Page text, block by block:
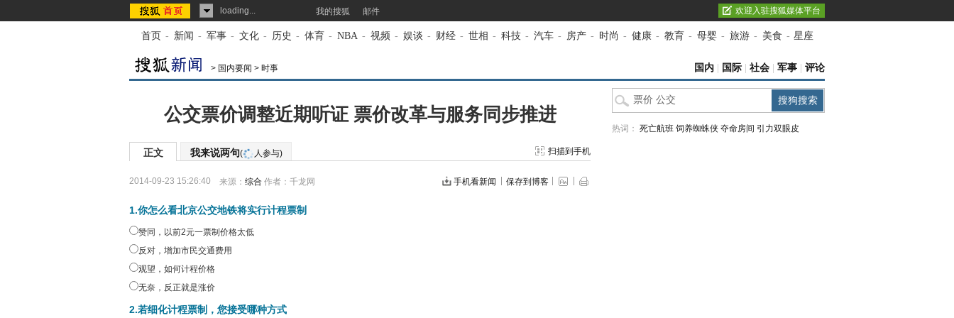
loading... 我的搜狐 邮件 欢迎入驻搜狐媒体平台
首页 - 新闻 - 军事 - 文化 - 历史 - 体育 - NBA - 视频 - 娱谈 - 财经 - 世相 - 科技 - 汽车 - 房产 - 时尚 - 健康 - 教育 - 母婴 - 旅游 - 美食 - 星座
> 国内要闻 > 时事 国内 国际 社会 军事 评论
公交票价调整近期听证 票价改革与服务同步推进
正文 我来说两句( 人参与) 扫描到手机
2014-09-23 15:26:40 来源： 综合 作者：千龙网 手机看新闻 保存到博客
1.你怎么看北京公交地铁将实行计程票制
赞同，以前2元一票制价格太低
反对，增加市民交通费用
观望，如何计程价格
无奈，反正就是涨价
2.若细化计程票制，您接受哪种方式
热词： 死亡航班 饲养蜘蛛侠 夺命房间 引力双眼皮